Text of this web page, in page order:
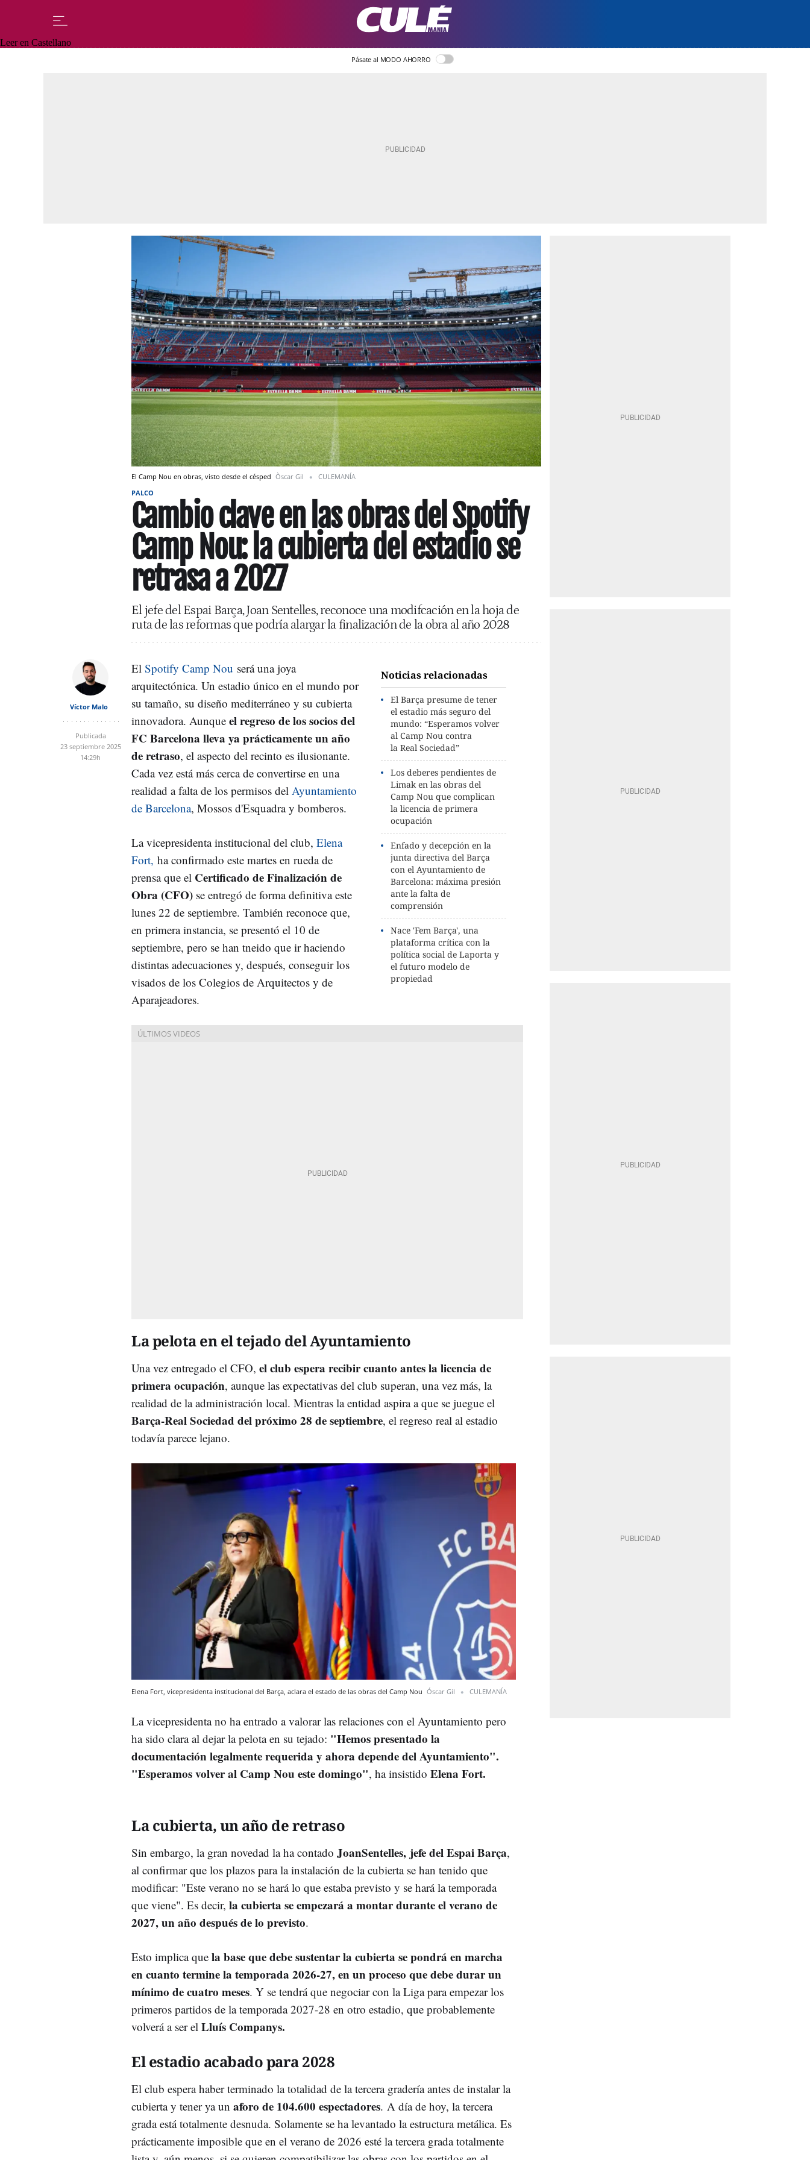
Leer en Castellano
Pásate al MODO AHORRO
El Camp Nou en obras, visto desde el césped Òscar Gil
CULEMANÍA
PALCO
Cambio clave en las obras del Spotify
Camp Nou: la cubierta del estadio se
retrasa a 2027
El jefe del Espai Barça, Joan Sentelles, reconoce una modifcación en la hoja de
ruta de las reformas que podría alargar la finalización de la obra al año 2028
Víctor Malo
Publicada
23 septiembre 2025
14:29h
Noticias relacionadas
El Barça presume de tener
el estadio más seguro del
mundo: “Esperamos volver
al Camp Nou contra
la Real Sociedad”
Los deberes pendientes de
Limak en las obras del
Camp Nou que complican
la licencia de primera
ocupación
Enfado y decepción en la
junta directiva del Barça
con el Ayuntamiento de
Barcelona: máxima presión
ante la falta de
comprensión
Nace 'Fem Barça', una
plataforma crítica con la
política social de Laporta y
el futuro modelo de
propiedad
El Spotify Camp Nou será una joya
arquitectónica. Un estadio único en el mundo por
su tamaño, su diseño mediterráneo y su cubierta
innovadora. Aunque el regreso de los socios del
FC Barcelona lleva ya prácticamente un año
de retraso, el aspecto del recinto es ilusionante.
Cada vez está más cerca de convertirse en una
realidad a falta de los permisos del Ayuntamiento
de Barcelona, Mossos d'Esquadra y bomberos.
La vicepresidenta institucional del club, Elena
Fort, ha confirmado este martes en rueda de
prensa que el Certificado de Finalización de
Obra (CFO) se entregó de forma definitiva este
lunes 22 de septiembre. También reconoce que,
en primera instancia, se presentó el 10 de
septiembre, pero se han tneido que ir haciendo
distintas adecuaciones y, después, conseguir los
visados de los Colegios de Arquitectos y de
Aparajeadores.
La pelota en el tejado del Ayuntamiento
Una vez entregado el CFO, el club espera recibir cuanto antes la licencia de
primera ocupación, aunque las expectativas del club superan, una vez más, la
realidad de la administración local. Mientras la entidad aspira a que se juegue el
Barça-Real Sociedad del próximo 28 de septiembre, el regreso real al estadio
todavía parece lejano.
Elena Fort, vicepresidenta institucional del Barça, aclara el estado de las obras del Camp Nou Óscar Gil CULEMANÍA
La vicepresidenta no ha entrado a valorar las relaciones con el Ayuntamiento pero
ha sido clara al dejar la pelota en su tejado: "Hemos presentado la
documentación legalmente requerida y ahora depende del Ayuntamiento".
"Esperamos volver al Camp Nou este domingo", ha insistido Elena Fort.
La cubierta, un año de retraso
Sin embargo, la gran novedad la ha contado JoanSentelles, jefe del Espai Barça,
al confirmar que los plazos para la instalación de la cubierta se han tenido que
modificar: "Este verano no se hará lo que estaba previsto y se hará la temporada
que viene". Es decir, la cubierta se empezará a montar durante el verano de
2027, un año después de lo previsto.
Esto implica que la base que debe sustentar la cubierta se pondrá en marcha
en cuanto termine la temporada 2026-27, en un proceso que debe durar un
mínimo de cuatro meses. Y se tendrá que negociar con la Liga para empezar los
primeros partidos de la temporada 2027-28 en otro estadio, que probablemente
volverá a ser el Lluís Companys.
El estadio acabado para 2028
El club espera haber terminado la totalidad de la tercera gradería antes de instalar la
cubierta y tener ya un aforo de 104.600 espectadores. A día de hoy, la tercera
grada está totalmente desnuda. Solamente se ha levantado la estructura metálica. Es
prácticamente imposible que en el verano de 2026 esté la tercera grada totalmente